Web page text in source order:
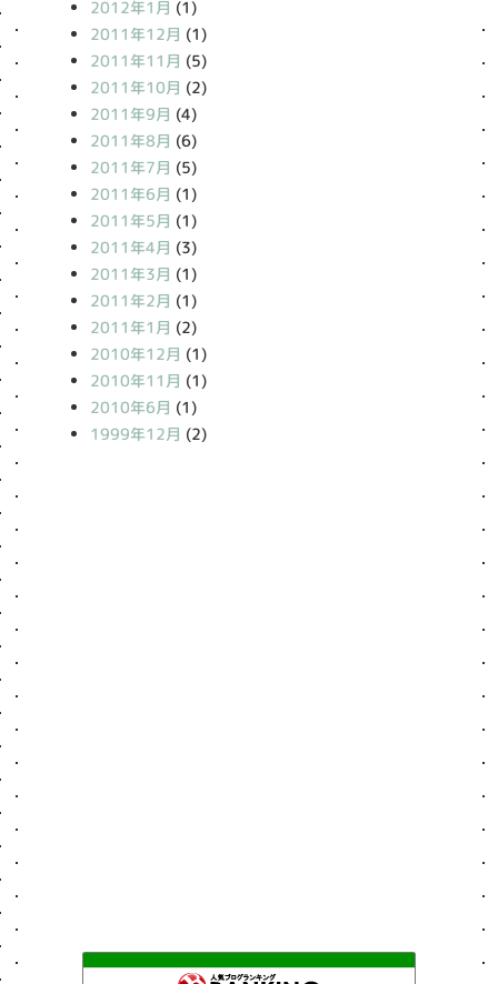
2012年1月 (1)
2011年12月 (1)
2011年11月 (5)
2011年10月 (2)
2011年9月 (4)
2011年8月 (6)
2011年7月 (5)
2011年6月 (1)
2011年5月 (1)
2011年4月 (3)
2011年3月 (1)
2011年2月 (1)
2011年1月 (2)
2010年12月 (1)
2010年11月 (1)
2010年6月 (1)
1999年12月 (2)